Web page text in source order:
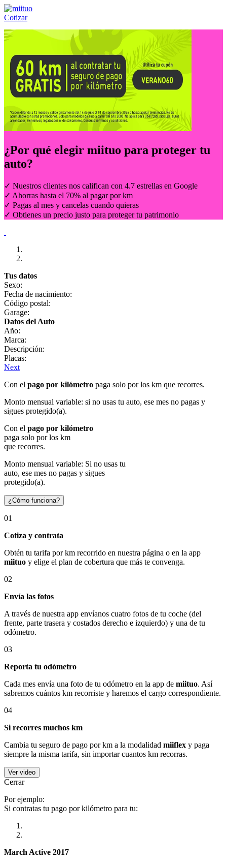
Cotizar
Llámanos al:(55) 84-21-05-00 ó
¿Por qué elegir miituo para proteger tu
auto?
✓ Nuestros clientes nos califican con 4.7 estrellas en Google
✓ Ahorras hasta el 70% al pagar por km
✓ Pagas al mes y cancelas cuando quieras
✓ Obtienes un precio justo para proteger tu patrimonio
Tus datos
Sexo:
Fecha de nacimiento:
Código postal:
Garage:
Datos del Auto
Año:
Marca:
Descripción:
Placas:
Next
Con el pago por kilómetro paga solo por los km que recorres.
Monto mensual variable: si no usas tu auto, ese mes no pagas y
sigues protegido(a).
Con el pago por kilómetro
paga solo por los km
que recorres.
Monto mensual variable: Si no usas tu
auto, ese mes no pagas y sigues
protegido(a).
¿Cómo funciona?
01
Cotiza y contrata
Obtén tu tarifa por km recorrido en nuestra página o en la app
miituo y elige el plan de cobertura que más te convenga.
02
Envía las fotos
A través de nuestra app envíanos cuatro fotos de tu coche (del
frente, parte trasera y costados derecho e izquierdo) y una de tu
odómetro.
03
Reporta tu odómetro
Cada mes envía una foto de tu odómetro en la app de miituo. Así
sabremos cuántos km recorriste y haremos el cargo correspondiente.
04
Si recorres muchos km
Cambia tu seguro de pago por km a la modalidad miiflex y paga
siempre la misma tarifa, sin importar cuantos km recorras.
Ver video
Cerrar
Por ejemplo:
Si contratas tu pago por kilómetro para tu:
March Active 2017